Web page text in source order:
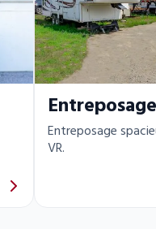
Entreposage
VR.